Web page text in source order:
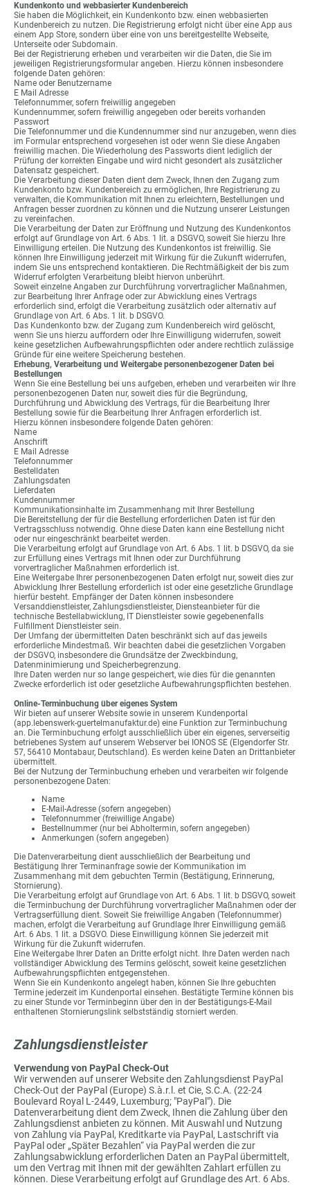
Kundenkonto und webbasierter Kundenbereich
Sie haben die Möglichkeit, ein Kundenkonto bzw. einen webbasierten
Kundenbereich zu nutzen. Die Registrierung erfolgt nicht über eine App aus
einem App Store, sondern über eine von uns bereitgestellte Webseite,
Unterseite oder Subdomain.
Bei der Registrierung erheben und verarbeiten wir die Daten, die Sie im
jeweiligen Registrierungsformular angeben. Hierzu können insbesondere
folgende Daten gehören:
Name oder Benutzername
E Mail Adresse
Telefonnummer, sofern freiwillig angegeben
Kundennummer, sofern freiwillig angegeben oder bereits vorhanden
Passwort
Die Telefonnummer und die Kundennummer sind nur anzugeben, wenn dies
im Formular entsprechend vorgesehen ist oder wenn Sie diese Angaben
freiwillig machen. Die Wiederholung des Passworts dient lediglich der
Prüfung der korrekten Eingabe und wird nicht gesondert als zusätzlicher
Datensatz gespeichert.
Die Verarbeitung dieser Daten dient dem Zweck, Ihnen den Zugang zum
Kundenkonto bzw. Kundenbereich zu ermöglichen, Ihre Registrierung zu
verwalten, die Kommunikation mit Ihnen zu erleichtern, Bestellungen und
Anfragen besser zuordnen zu können und die Nutzung unserer Leistungen
zu vereinfachen.
Die Verarbeitung der Daten zur Eröffnung und Nutzung des Kundenkontos
erfolgt auf Grundlage von Art. 6 Abs. 1 lit. a DSGVO, soweit Sie hierzu Ihre
Einwilligung erteilen. Die Nutzung des Kundenkontos ist freiwillig. Sie
können Ihre Einwilligung jederzeit mit Wirkung für die Zukunft widerrufen,
indem Sie uns entsprechend kontaktieren. Die Rechtmäßigkeit der bis zum
Widerruf erfolgten Verarbeitung bleibt hiervon unberührt.
Soweit einzelne Angaben zur Durchführung vorvertraglicher Maßnahmen,
zur Bearbeitung Ihrer Anfrage oder zur Abwicklung eines Vertrags
erforderlich sind, erfolgt die Verarbeitung zusätzlich oder alternativ auf
Grundlage von Art. 6 Abs. 1 lit. b DSGVO.
Das Kundenkonto bzw. der Zugang zum Kundenbereich wird gelöscht,
wenn Sie uns hierzu auffordern oder Ihre Einwilligung widerrufen, soweit
keine gesetzlichen Aufbewahrungspflichten oder andere rechtlich zulässige
Gründe für eine weitere Speicherung bestehen.
Erhebung, Verarbeitung und Weitergabe personenbezogener Daten bei
Bestellungen
Wenn Sie eine Bestellung bei uns aufgeben, erheben und verarbeiten wir Ihre
personenbezogenen Daten nur, soweit dies für die Begründung,
Durchführung und Abwicklung des Vertrags, für die Bearbeitung Ihrer
Bestellung sowie für die Bearbeitung Ihrer Anfragen erforderlich ist.
Hierzu können insbesondere folgende Daten gehören:
Name
Anschrift
E Mail Adresse
Telefonnummer
Bestelldaten
Zahlungsdaten
Lieferdaten
Kundennummer
Kommunikationsinhalte im Zusammenhang mit Ihrer Bestellung
Die Bereitstellung der für die Bestellung erforderlichen Daten ist für den
Vertragsschluss notwendig. Ohne diese Daten kann eine Bestellung nicht
oder nur eingeschränkt bearbeitet werden.
Die Verarbeitung erfolgt auf Grundlage von Art. 6 Abs. 1 lit. b DSGVO, da sie
zur Erfüllung eines Vertrags mit Ihnen oder zur Durchführung
vorvertraglicher Maßnahmen erforderlich ist.
Eine Weitergabe Ihrer personenbezogenen Daten erfolgt nur, soweit dies zur
Abwicklung Ihrer Bestellung erforderlich ist oder eine gesetzliche Grundlage
hierfür besteht. Empfänger der Daten können insbesondere
Versanddienstleister, Zahlungsdienstleister, Diensteanbieter für die
technische Bestellabwicklung, IT Dienstleister sowie gegebenenfalls
Fulfillment Dienstleister sein.
Der Umfang der übermittelten Daten beschränkt sich auf das jeweils
erforderliche Mindestmaß. Wir beachten dabei die gesetzlichen Vorgaben
der DSGVO, insbesondere die Grundsätze der Zweckbindung,
Datenminimierung und Speicherbegrenzung.
Ihre Daten werden nur so lange gespeichert, wie dies für die genannten
Zwecke erforderlich ist oder gesetzliche Aufbewahrungspflichten bestehen.
Online-Terminbuchung über eigenes System
Wir bieten auf unserer Website sowie in unserem Kundenportal
(app.lebenswerk-guertelmanufaktur.de) eine Funktion zur Terminbuchung
an. Die Terminbuchung erfolgt ausschließlich über ein eigenes, serverseitig
betriebenes System auf unserem Webserver bei IONOS SE (Elgendorfer Str.
57, 56410 Montabaur, Deutschland). Es werden keine Daten an Drittanbieter
übermittelt.
Bei der Nutzung der Terminbuchung erheben und verarbeiten wir folgende
personenbezogene Daten:
Name
E-Mail-Adresse (sofern angegeben)
Telefonnummer (freiwillige Angabe)
Bestellnummer (nur bei Abholtermin, sofern angegeben)
Anmerkungen (sofern angegeben)
Die Datenverarbeitung dient ausschließlich der Bearbeitung und
Bestätigung Ihrer Terminanfrage sowie der Kommunikation im
Zusammenhang mit dem gebuchten Termin (Bestätigung, Erinnerung,
Stornierung).
Die Verarbeitung erfolgt auf Grundlage von Art. 6 Abs. 1 lit. b DSGVO, soweit
die Terminbuchung der Durchführung vorvertraglicher Maßnahmen oder der
Vertragserfüllung dient. Soweit Sie freiwillige Angaben (Telefonnummer)
machen, erfolgt die Verarbeitung auf Grundlage Ihrer Einwilligung gemäß
Art. 6 Abs. 1 lit. a DSGVO. Diese Einwilligung können Sie jederzeit mit
Wirkung für die Zukunft widerrufen.
Eine Weitergabe Ihrer Daten an Dritte erfolgt nicht. Ihre Daten werden nach
vollständiger Abwicklung des Termins gelöscht, soweit keine gesetzlichen
Aufbewahrungspflichten entgegenstehen.
Wenn Sie ein Kundenkonto angelegt haben, können Sie Ihre gebuchten
Termine jederzeit im Kundenportal einsehen. Bestätigte Termine können bis
zu einer Stunde vor Terminbeginn über den in der Bestätigungs-E-Mail
enthaltenen Stornierungslink selbstständig storniert werden.
Zahlungsdienstleister
Verwendung von PayPal Check-Out
Wir verwenden auf unserer Website den Zahlungsdienst PayPal
Check-Out der PayPal (Europe) S.à.r.l. et Cie, S.C.A. (22-24
Boulevard Royal L-2449, Luxemburg; "PayPal"). Die
Datenverarbeitung dient dem Zweck, Ihnen die Zahlung über den
Zahlungsdienst anbieten zu können. Mit Auswahl und Nutzung
von Zahlung via PayPal, Kreditkarte via PayPal, Lastschrift via
PayPal oder „Später Bezahlen“ via PayPal werden die zur
Zahlungsabwicklung erforderlichen Daten an PayPal übermittelt,
um den Vertrag mit Ihnen mit der gewählten Zahlart erfüllen zu
können. Diese Verarbeitung erfolgt auf Grundlage des Art. 6 Abs.